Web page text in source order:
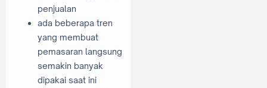
penjualan
ada beberapa tren
yang membuat
pemasaran langsung
semakin banyak
dipakai saat ini